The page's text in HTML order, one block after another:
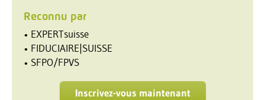
Reconnu par
• EXPERTsuisse
• FIDUCIAIRE|SUISSE
• SFPO/FPVS
Inscrivez-vous maintenant